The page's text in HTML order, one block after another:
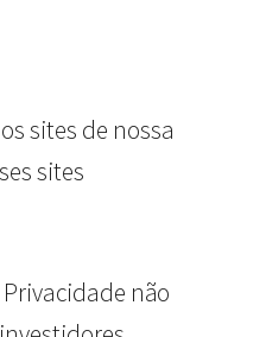
sites de nossa
sites
não